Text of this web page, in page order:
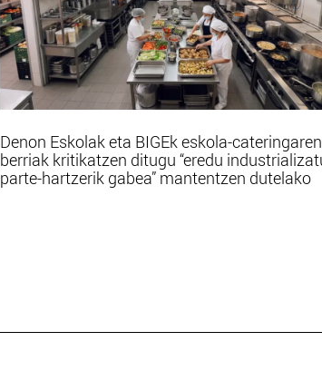
Denon Eskolak eta BIGEk eskola-
berriak kritikatzen ditugu “eredu
parte-hartzerik gabea” mantentzen dutelako